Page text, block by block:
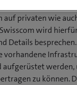
der
auf privaten wie
wird
Details
vorhandene
werden,
zu können.